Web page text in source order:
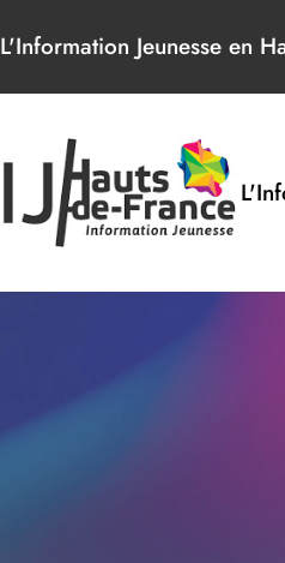
L'Information Jeunesse en